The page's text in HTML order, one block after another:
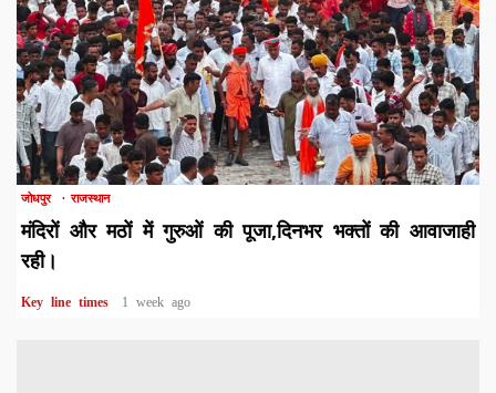
1 min read
जोधपुर राजस्थान
मंदिरों और मठों में गुरुओं की पूजा,दिनभर भक्तों की आवाजाही
रही।
Key line times 1 week ago